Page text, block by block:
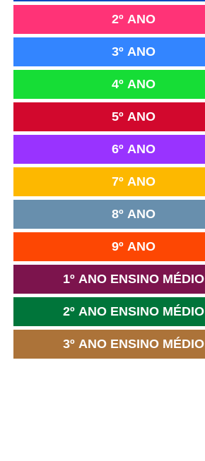
2º ANO
3º ANO
4º ANO
5º ANO
6º ANO
7º ANO
8º ANO
9º ANO
1º ANO ENSINO MÉDIO
2º ANO ENSINO MÉDIO
3º ANO ENSINO MÉDIO